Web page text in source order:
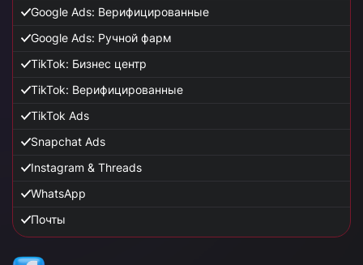
Google Ads: Верифицированные
Google Ads: Ручной фарм
TikTok: Бизнес центр
TikTok: Верифицированные
TikTok Ads
Snapchat Ads
Instagram & Threads
WhatsApp
Почты